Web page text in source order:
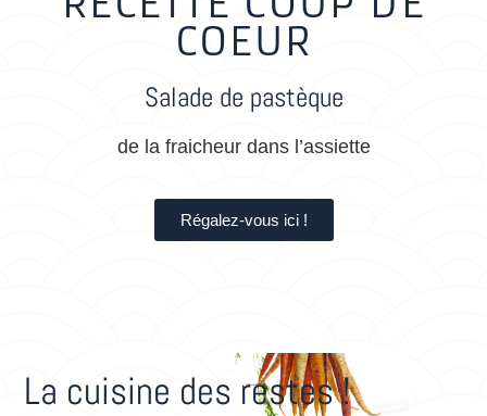
COEUR
Salade de pastèque
de la fraicheur dans l’assiette
Régalez-vous ici !
La cuisine des restes !